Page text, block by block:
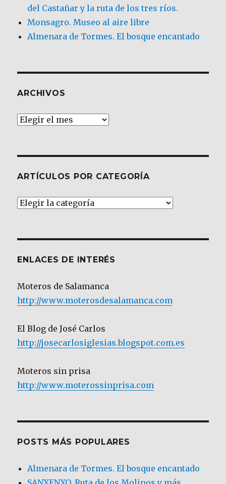
del Castañar y la ruta de los tres ríos.
Monsagro. Museo al aire libre
Almenara de Tormes. El bosque encantado
ARCHIVOS
Archivos
ARTÍCULOS POR CATEGORÍA
Artículos
ENLACES DE INTERÉS
Moteros de Salamanca
http://www.moterosdesalamanca.com
El Blog de José Carlos
http://josecarlosiglesias.blogspot.com.es
Moteros sin prisa
http://www.moterossinprisa.com
POSTS MÁS POPULARES
Almenara de Tormes. El bosque encantado